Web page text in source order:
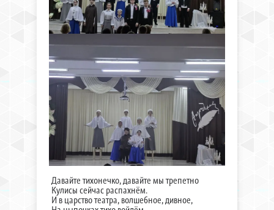
Давайте тихонечко, давайте мы трепетно
Кулисы сейчас распахнём.
И в царство театра, волшебное, дивное,